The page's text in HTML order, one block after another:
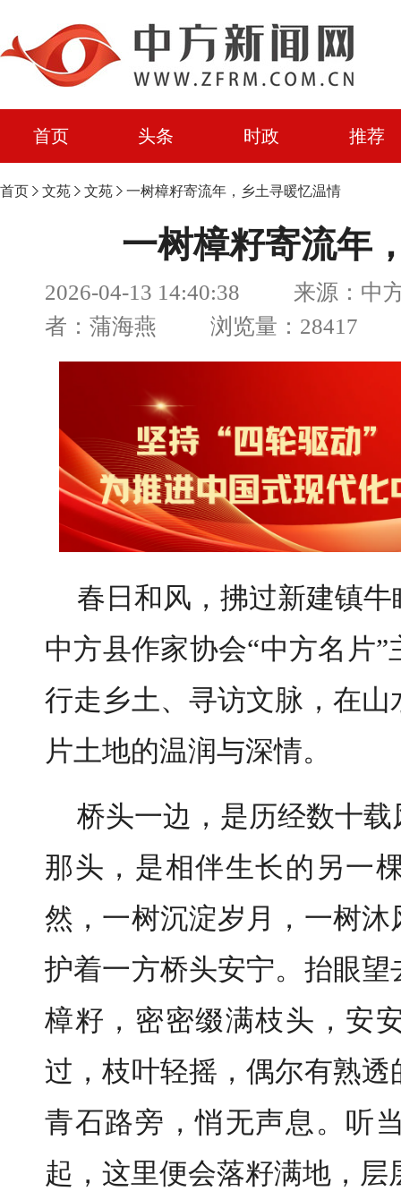
首页 头条 时政 推荐
首页 文苑 文苑 一树樟籽寄流年，乡土寻暖忆温情
一树樟籽寄流年
2026-04-13 14:40:38 来源：中方
者：蒲海燕 浏览量：28417
春日和风，拂过新建镇
中方县作家协会“中方名片
行走乡土、寻访文脉，在
片土地的温润与深情。
桥头一边，是历经数十
那头，是相伴生长的另一
然，一树沉淀岁月，一树
护着一方桥头安宁。抬眼
樟籽，密密缀满枝头，安
过，枝叶轻摇，偶尔有熟
青石路旁，悄无声息。听
起，这里便会落籽满地，层